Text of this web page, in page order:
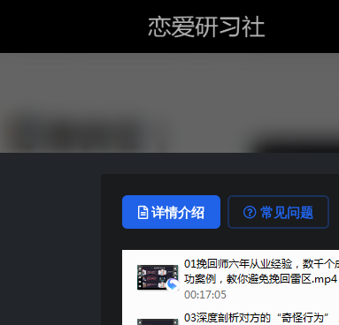
详情介绍 常见问题